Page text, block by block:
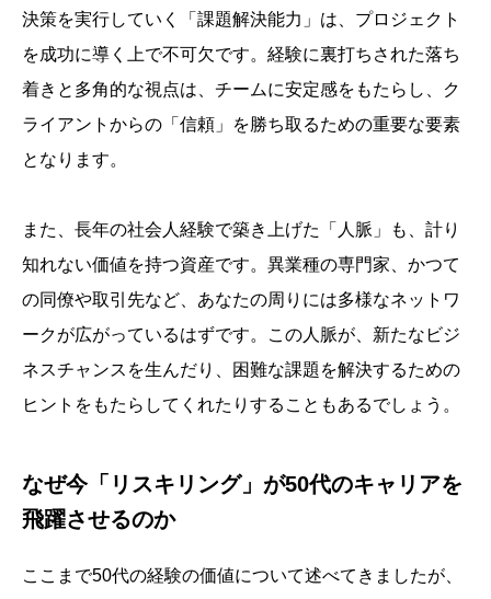
決策を実行していく「課題解決能力」は、プロジェクト
を成功に導く上で不可欠です。経験に裏打ちされた落ち
着きと多角的な視点は、チームに安定感をもたらし、ク
ライアントからの「信頼」を勝ち取るための重要な要素
となります。
また、長年の社会人経験で築き上げた「人脈」も、計り
知れない価値を持つ資産です。異業種の専門家、かつて
の同僚や取引先など、あなたの周りには多様なネットワ
ークが広がっているはずです。この人脈が、新たなビジ
ネスチャンスを生んだり、困難な課題を解決するための
ヒントをもたらしてくれたりすることもあるでしょう。
なぜ今「リスキリング」が50代のキャリアを
飛躍させるのか
ここまで50代の経験の価値について述べてきましたが、